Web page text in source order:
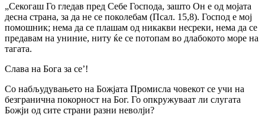
„Ceкогаш Го гледав пред Себе Господа, зашто Он е од мојата
десна страна, за да не се поколебам (Псал. 15,8). Господ е мој
помошник; нема да се плашам од никакви несреки, нема да се
предавам на униние, ниту ќе се потопам во длабокото море на
тагата.
Слава на Бога за се’!
Co набљудувањето на Божјата Промисла човекот се учи на
безгранична покорност на Бог. Го опкружуваат ли слугата
Божји од сите страни разни неволји?